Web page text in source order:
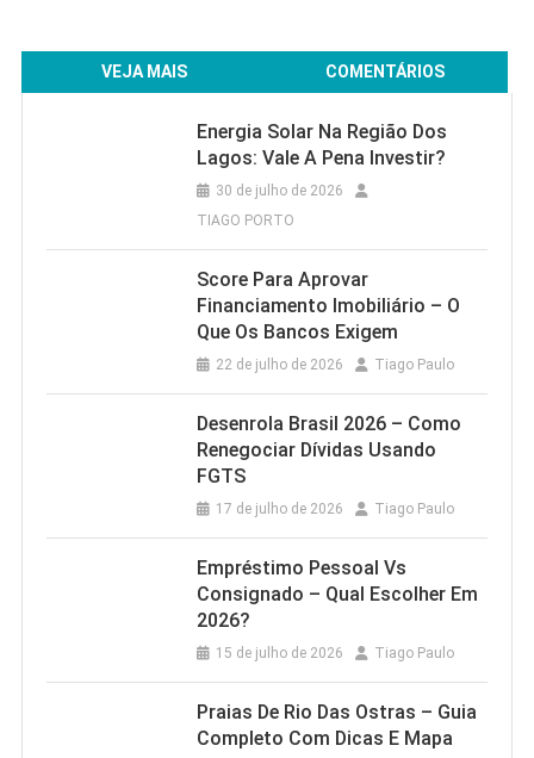
VEJA MAIS COMENTÁRIOS
Energia Solar Na Região Dos
Lagos: Vale A Pena Investir?
30 de julho de 2026
TIAGO PORTO
Score Para Aprovar
Financiamento Imobiliário – O
Que Os Bancos Exigem
22 de julho de 2026 Tiago Paulo
Desenrola Brasil 2026 – Como
Renegociar Dívidas Usando
FGTS
17 de julho de 2026 Tiago Paulo
Empréstimo Pessoal Vs
Consignado – Qual Escolher Em
2026?
15 de julho de 2026 Tiago Paulo
Praias De Rio Das Ostras – Guia
Completo Com Dicas E Mapa